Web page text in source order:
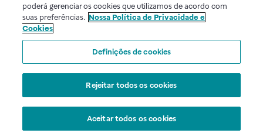
poderá gerenciar os cookies que utilizamos de acordo com
suas preferências. Nossa Política de Privacidade e
Cookies
Definições de cookies
Rejeitar todos os cookies
Aceitar todos os cookies